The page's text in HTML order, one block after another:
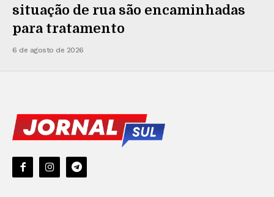
situação de rua são encaminhadas
para tratamento
6 de agosto de 2026